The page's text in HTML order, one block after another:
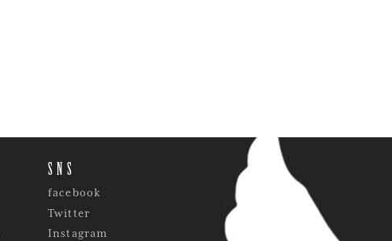
SNS
facebook
Twitter
Instagram